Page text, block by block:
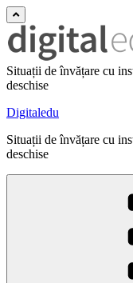
Situații de învățare cu
deschise
Digitaledu
Situații de învățare cu
deschise